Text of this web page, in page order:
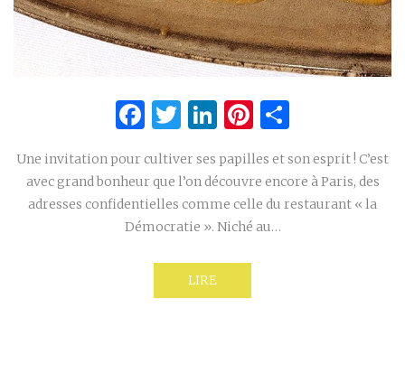
Facebook
Twitter
LinkedIn
Pinterest
Une invitation pour cultiver ses papilles et son esprit ! C’est
avec grand bonheur que l’on découvre encore à Paris, des
adresses confidentielles comme celle du restaurant « la
Démocratie ». Niché au…
LIRE